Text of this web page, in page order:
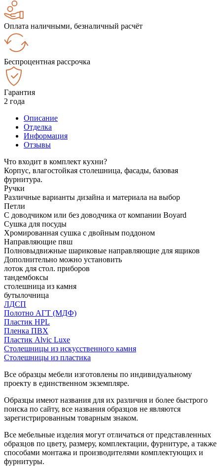
Оплата наличными, безналичный расчёт
Беспроцентная рассрочка
Гарантия
2 года
Описание
Отделка
Информация
Отзывы
Что входит в комплект кухни?
Корпус, влагостойкая столешница, фасады, базовая
фурнитура.
Ручки
Различные варианты дизайна и материала на выбор
Петли
С доводчиком или без доводчика от компании Boyard
Сушка для посуды
Хромированная сушка с двойным поддоном
Направляющие пвш
Полновыдвижные шариковые направляющие для ящиков
Дополнительно можно установить
лоток для стол. приборов
тандембоксы
столешница из камня
бутылочница
ЛДСП
Полотно АГТ (МДФ)
Пластик HPL
Пленка ПВХ
Пластик Alvic Luxe
Столешницы из искусственного камня
Столешницы из пластика
Все образцы мебели изготовлены по индивидуальному
проекту в единственном экземпляре.
Образцы имеют названия для их различия и более быстрого
поиска по сайту, все названия образцов не являются
зарегистрированным товарным знаком.
Все мебельные изделия могут отличаться от представленных
образцов по цвету, размеру, комплектации, фурнитуре, а также
способами монтажа и производителями комплектующих и
фурнитуры.